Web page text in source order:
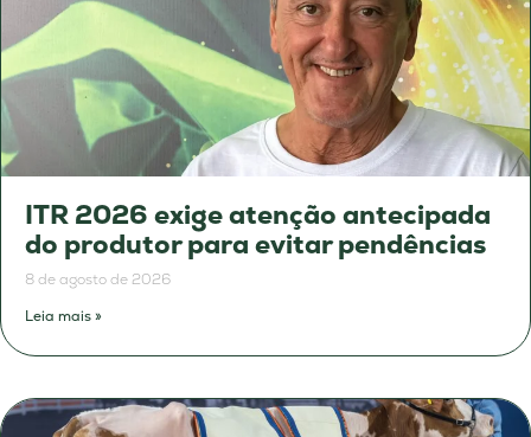
ITR 2026 exige atenção antecipada
do produtor para evitar pendências
8 de agosto de 2026
Leia mais »